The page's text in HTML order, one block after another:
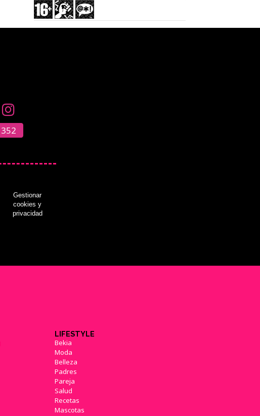
352
Gestionar
cookies y
privacidad
LIFESTYLE
Bekia
Moda
Belleza
Padres
Pareja
Salud
Recetas
Mascotas